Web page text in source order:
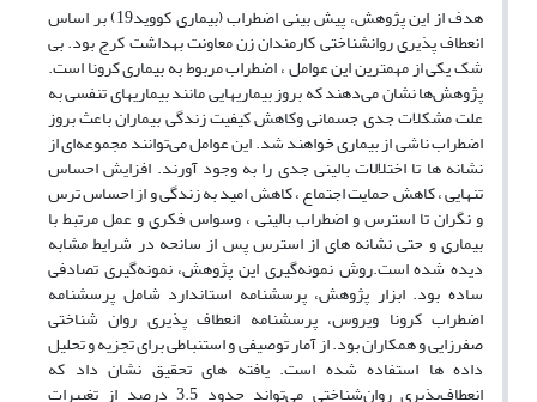
هدف از این پژوهش، پیش بینی اضطراب (بیماری کووید19) بر اساس
انعطاف پذیری روانشناختی کارمندان زن معاونت بهداشت کرج بود. بی
شک یکی از مهمترین این عوامل ، اضطراب مربوط به بیماری کرونا است.
پژوهش‌ها نشان می‌دهند که بروز بیماریهایی مانند بیماریهای تنفسی به
علت مشکلات جدی جسمانی وکاهش کیفیت زندگی بیماران باعث بروز
اضطراب ناشی از بیماری خواهند شد. این عوامل می‌توانند مجموعه‌ای از
نشانه ها تا اختلالات بالینی جدی را به وجود آورند. افزایش احساس
تنهایی ، کاهش حمایت اجتماع ، کاهش امید به زندگی و از احساس ترس
و نگران تا استرس و اضطراب بالینی ، وسواس فکری و عمل مرتبط با
بیماری و حتی نشانه های از استرس پس از سانحه در شرایط مشابه
دیده شده است.روش نمونه‌گیری این پژوهش، نمونه‌گیری تصادفی
ساده بود. ابزار پژوهش، پرسشنامه استاندارد شامل پرسشنامه
اضطراب کرونا ویروس، پرسشنامه انعطاف پذیری روان شناختی
صفرزایی و همکاران بود. از آمار توصیفی و استنباطی برای تجزیه و تحلیل
داده ها استفاده شده است. یافته های تحقیق نشان داد که
انعطاف‌پذیری روان‌شناختی می‌تواند حدود 3.5 درصد از تغییرات